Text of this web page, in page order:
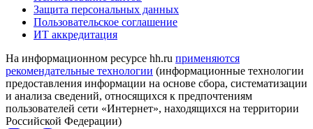
Защита персональных данных
Пользовательское соглашение
ИТ аккредитация
На информационном ресурсе hh.ru применяются
рекомендательные технологии (информационные технологии
предоставления информации на основе сбора, систематизации
и анализа сведений, относящихся к предпочтениям
пользователей сети «Интернет», находящихся на территории
Российской Федерации)